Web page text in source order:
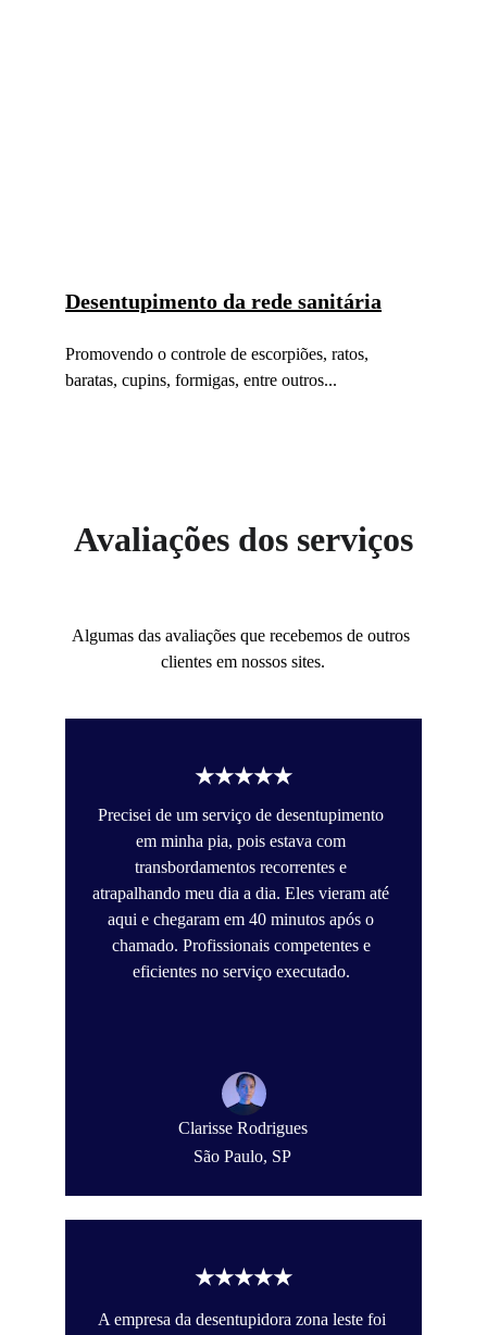
Promovendo o controle de escorpiões, ratos,
baratas, cupins, formigas, entre outros...
Desentupimento da rede sanitária
Avaliações dos serviços
Algumas das avaliações que recebemos de outros
clientes em nossos sites.
A empresa da desentupidora zona leste foi
Precisei de um serviço de desentupimento
em minha pia, pois estava com
transbordamentos recorrentes e
atrapalhando meu dia a dia. Eles vieram até
aqui e chegaram em 40 minutos após o
chamado. Profissionais competentes e
eficientes no serviço executado.
Clarisse Rodrigues
★★★★★
★★★★★
São Paulo, SP